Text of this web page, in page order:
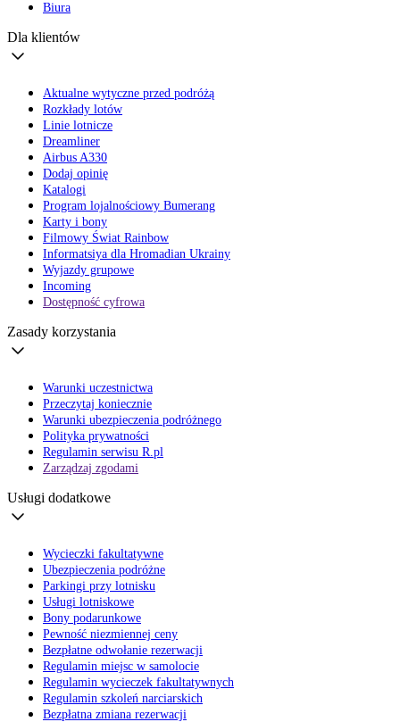
Biura
Dla klientów
Aktualne wytyczne przed podróżą
Rozkłady lotów
Linie lotnicze
Dreamliner
Airbus A330
Dodaj opinię
Katalogi
Program lojalnościowy Bumerang
Karty i bony
Filmowy Świat Rainbow
Informatsiya dla Hromadian Ukrainy
Wyjazdy grupowe
Incoming
Dostępność cyfrowa
Zasady korzystania
Warunki uczestnictwa
Przeczytaj koniecznie
Warunki ubezpieczenia podróżnego
Polityka prywatności
Regulamin serwisu R.pl
Zarządzaj zgodami
Usługi dodatkowe
Wycieczki fakultatywne
Ubezpieczenia podróżne
Parkingi przy lotnisku
Usługi lotniskowe
Bony podarunkowe
Pewność niezmiennej ceny
Bezpłatne odwołanie rezerwacji
Regulamin miejsc w samolocie
Regulamin wycieczek fakultatywnych
Regulamin szkoleń narciarskich
Bezpłatna zmiana rezerwacji